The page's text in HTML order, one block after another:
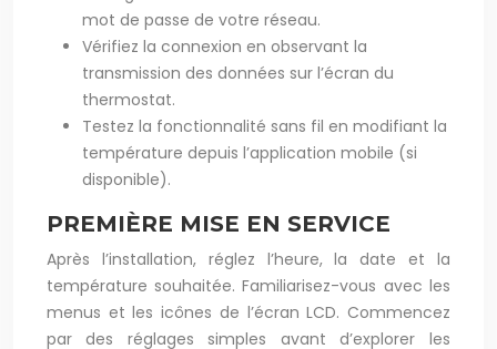
mot de passe de votre réseau.
Vérifiez la connexion en observant la
transmission des données sur l’écran du
thermostat.
Testez la fonctionnalité sans fil en modifiant la
température depuis l’application mobile (si
disponible).
PREMIÈRE MISE EN SERVICE
Après l’installation, réglez l’heure, la date et la
température souhaitée. Familiarisez-vous avec les
menus et les icônes de l’écran LCD. Commencez
par des réglages simples avant d’explorer les